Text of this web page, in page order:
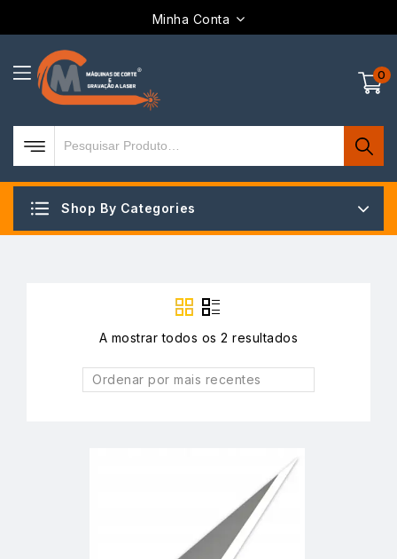
Minha Conta
Shop By Categories
0
A mostrar todos os 2 resultados
Ordenar por mais recentes